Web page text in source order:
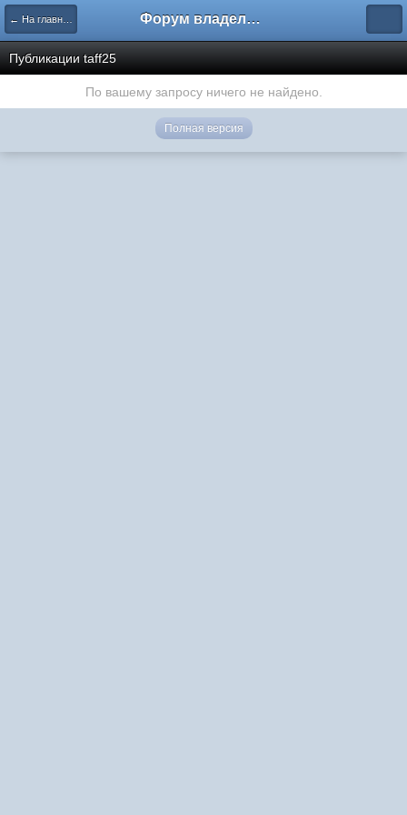
← На главную Форум владельцев интернет-магазинов
Публикации taff25
По вашему запросу ничего не найдено.
Полная версия